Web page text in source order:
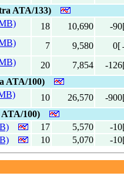
ATA/133)
18 10,690
-
7 9,580
20 7,854
-
ATA/100)
10 26,570
-
100)
17 5,570
-
10 5,070 -